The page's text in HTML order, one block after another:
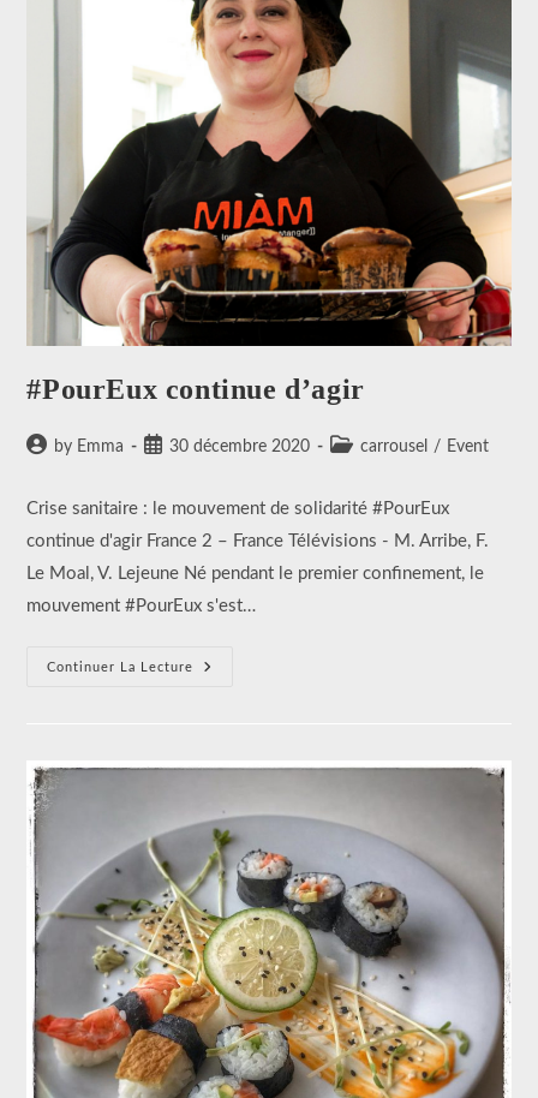
#PourEux continue d’agir
Auteur/autrice
by Emma
Publication
30 décembre 2020
Postcarrousel / Event
Crise sanitaire : le mouvement de solidarité #PourEux
continue d'agir France 2 – France Télévisions - M. Arribe, F.
Le Moal, V. Lejeune Né pendant le premier confinement, le
mouvement #PourEux s'est…
Continuer La Lecture
#PourEux